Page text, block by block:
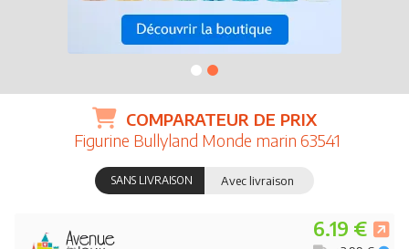
COMPARATEUR DE PRIX
Figurine Bullyland Monde marin 63541
SANS LIVRAISON Avec livraison
6.19 €